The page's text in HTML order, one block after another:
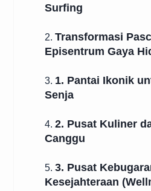
Surfing
2. Transformasi
Episentrum Gaya
3. 1. Pantai Ikonik
Senja
4. 2. Pusat Kuliner
Canggu
5. 3. Pusat
Kesejahteraan